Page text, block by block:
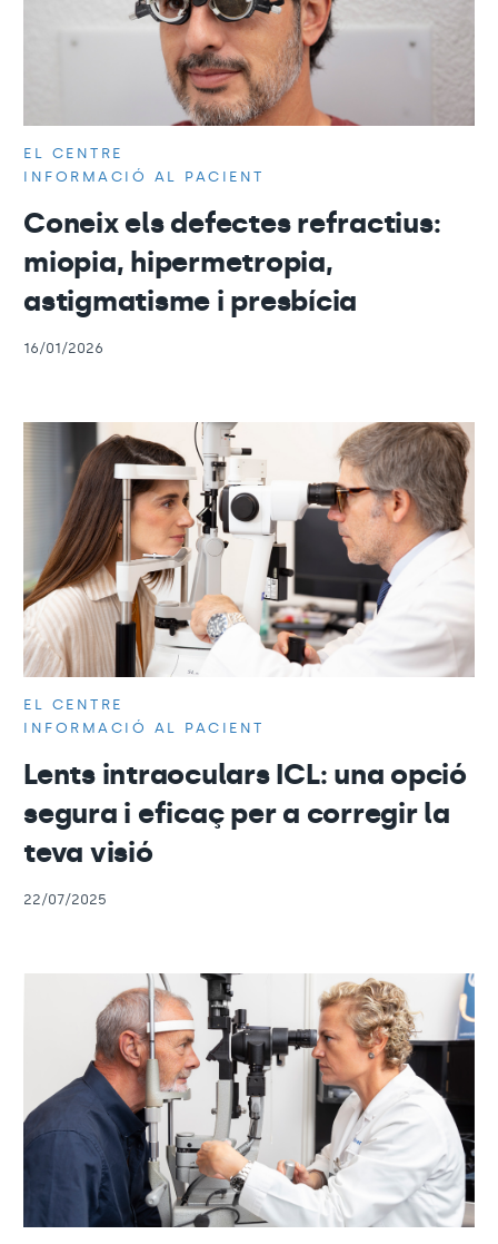
EL CENTRE
INFORMACIÓ AL PACIENT
Coneix els defectes refractius:
miopia, hipermetropia,
astigmatisme i presbícia
16/01/2026
EL CENTRE
INFORMACIÓ AL PACIENT
Lents intraoculars ICL: una opció
segura i eficaç per a corregir la
teva visió
22/07/2025